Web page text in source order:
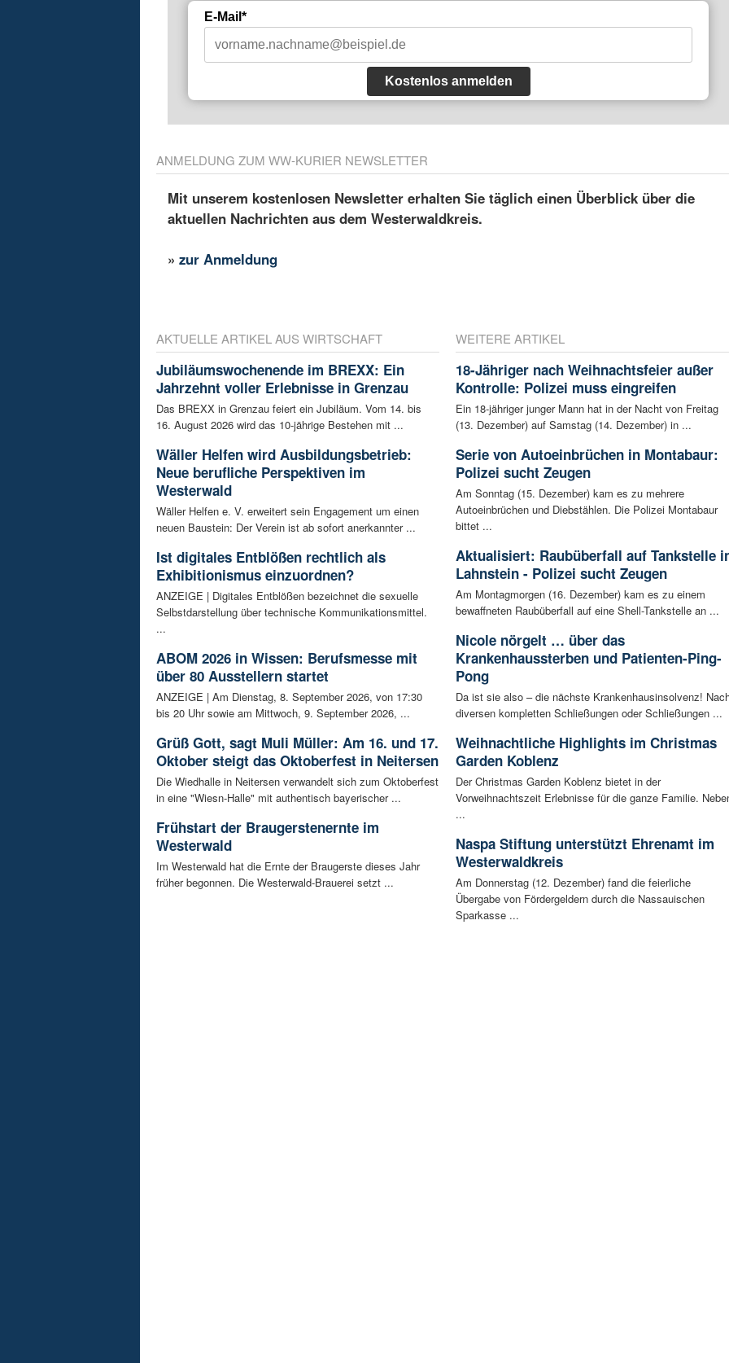
E-Mail*
Kostenlos anmelden
ANMELDUNG ZUM WW-KURIER NEWSLETTER
Mit unserem kostenlosen Newsletter erhalten Sie täglich einen Überblick über die
aktuellen Nachrichten aus dem Westerwaldkreis.
»zur Anmeldung
AKTUELLE ARTIKEL AUS WIRTSCHAFT
Jubiläumswochenende im BREXX: Ein
Jahrzehnt voller Erlebnisse in Grenzau
Das BREXX in Grenzau feiert ein Jubiläum. Vom 14. bis
16. August 2026 wird das 10-jährige Bestehen mit ...
Wäller Helfen wird Ausbildungsbetrieb:
Neue berufliche Perspektiven im
Westerwald
Wäller Helfen e. V. erweitert sein Engagement um einen
neuen Baustein: Der Verein ist ab sofort anerkannter ...
Ist digitales Entblößen rechtlich als
Exhibitionismus einzuordnen?
ANZEIGE | Digitales Entblößen bezeichnet die sexuelle
Selbstdarstellung über technische Kommunikationsmittel.
...
ABOM 2026 in Wissen: Berufsmesse mit
über 80 Ausstellern startet
ANZEIGE | Am Dienstag, 8. September 2026, von 17:30
bis 20 Uhr sowie am Mittwoch, 9. September 2026, ...
Grüß Gott, sagt Muli Müller: Am 16. und 17.
Oktober steigt das Oktoberfest in Neitersen
Die Wiedhalle in Neitersen verwandelt sich zum Oktoberfest
in eine "Wiesn-Halle" mit authentisch bayerischer ...
Frühstart der Braugerstenernte im
Westerwald
Im Westerwald hat die Ernte der Braugerste dieses Jahr
früher begonnen. Die Westerwald-Brauerei setzt ...
WEITERE ARTIKEL
18-Jähriger nach Weihnachtsfeier außer
Kontrolle: Polizei muss eingreifen
Ein 18-jähriger junger Mann hat in der Nacht von Freitag
(13. Dezember) auf Samstag (14. Dezember) in ...
Serie von Autoeinbrüchen in Montabaur:
Polizei sucht Zeugen
Am Sonntag (15. Dezember) kam es zu mehrere
Autoeinbrüchen und Diebstählen. Die Polizei Montabaur
bittet ...
Aktualisiert: Raubüberfall auf Tankstelle
Lahnstein - Polizei sucht Zeugen
Am Montagmorgen (16. Dezember) kam es zu einem
bewaffneten Raubüberfall auf eine Shell-Tankstelle an ...
Nicole nörgelt … über das
Krankenhaussterben und Patienten-Ping-
Pong
Da ist sie also – die nächste Krankenhausinsolvenz!
diversen kompletten Schließungen oder Schließungen ...
Weihnachtliche Highlights im Christmas
Garden Koblenz
Der Christmas Garden Koblenz bietet in der
Vorweihnachtszeit Erlebnisse für die ganze Familie.
...
Naspa Stiftung unterstützt Ehrenamt im
Westerwaldkreis
Am Donnerstag (12. Dezember) fand die feierliche
Übergabe von Fördergeldern durch die Nassauischen
Sparkasse ...